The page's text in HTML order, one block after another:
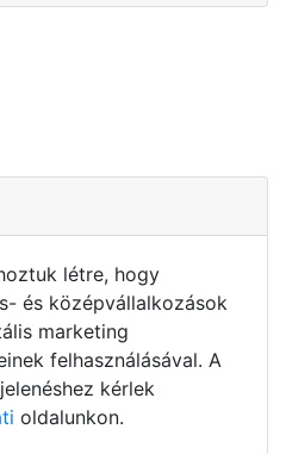
létre, hogy
és középvállalkozások
marketing
felhasználásával. A
kérlek
oldalunkon.